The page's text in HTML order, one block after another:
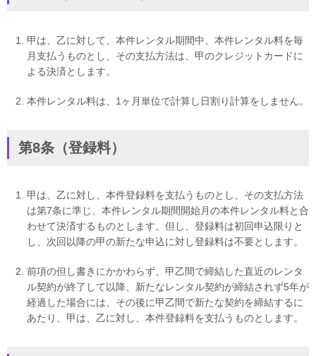
甲は、乙に対して、本件レンタル期間中、本件レンタル料を毎
月支払うものとし、その支払方法は、甲のクレジットカードに
よる決済とします。
本件レンタル料は、1ヶ月単位で計算し日割り計算をしません。
第8条（登録料）
甲は、乙に対し、本件登録料を支払うものとし、その支払方法
は第7条に準じ、本件レンタル期間開始月の本件レンタル料と合
わせて決済するものとします。但し、登録料は初回申込限りと
し、次回以降の甲の新たな申込に対し登録料は不要とします。
前項の但し書きにかかわらず、甲乙間で締結した直近のレンタ
ル契約が終了して以降、新たなレンタル契約が締結されず5年が
経過した場合には、その後に甲乙間で新たな契約を締結するに
あたり、甲は、乙に対し、本件登録料を支払うものとします。